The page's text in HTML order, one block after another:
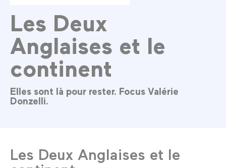
Les Deux
Anglaises et le
continent
Elles sont là pour rester. Focus Valérie
Donzelli.
Les Deux Anglaises et le